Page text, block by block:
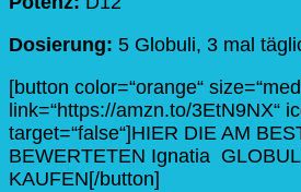
Dosierung: 5 Globuli, 3 mal
[button color=“orange“
link=“https://amzn.to/3EtN9NX“
target=“false“]HIER DIE AM
BEWERTETEN Ignatia
KAUFEN[/button]